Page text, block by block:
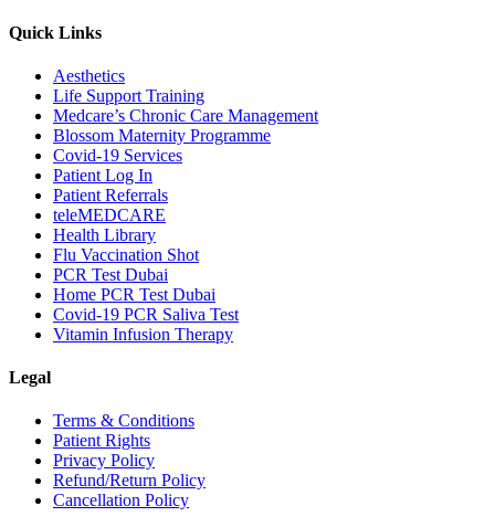
Quick Links
Aesthetics
Life Support Training
Medcare’s Chronic Care Management
Blossom Maternity Programme
Covid-19 Services
Patient Log In
Patient Referrals
teleMEDCARE
Health Library
Flu Vaccination Shot
PCR Test Dubai
Home PCR Test Dubai
Covid-19 PCR Saliva Test
Vitamin Infusion Therapy
Legal
Terms & Conditions
Patient Rights
Privacy Policy
Refund/Return Policy
Cancellation Policy